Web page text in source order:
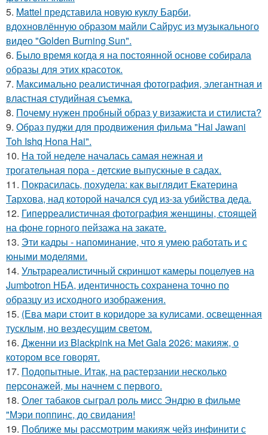
5. Mattel представила новую куклу Барби,
вдохновлённую образом майли Сайрус из музыкального
видео "Golden Burning Sun".
6. Было время когда я на постоянной основе собирала
образы для этих красоток.
7. Максимально реалистичная фотография, элегантная и
властная студийная съемка.
8. Почему нужен пробный образ у визажиста и стилиста?
9. Образ пуджи для продвижения фильма "Hai Jawani
Toh Ishq Hona Hai".
10. На той неделе началась самая нежная и
трогательная пора - детские выпускные в садах.
11. Покрасилась, похудела: как выглядит Екатерина
Тархова, над которой начался суд из-за убийства деда.
12. Гиперреалистичная фотография женщины, стоящей
на фоне горного пейзажа на закате.
13. Эти кадры - напоминание, что я умею работать и с
юными моделями.
14. Ультрареалистичный скриншот камеры поцелуев на
Jumbotron НБА, идентичность сохранена точно по
образцу из исходного изображения.
15. (Ева мари стоит в коридоре за кулисами, освещенная
тусклым, но вездесущим светом.
16. Дженни из Blackpink на Met Gala 2026: макияж, о
котором все говорят.
17. Подопытные. Итак, на растерзании несколько
персонажей, мы начнем с первого.
18. Олег табаков сыграл роль мисс Эндрю в фильме
"Мэри поппинс, до свидания!
19. Поближе мы рассмотрим макияж чейз инфинити с